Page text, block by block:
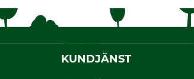
KUNDJÄNST